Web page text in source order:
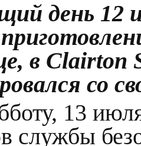
день 12
в Clairton
со
13
службы